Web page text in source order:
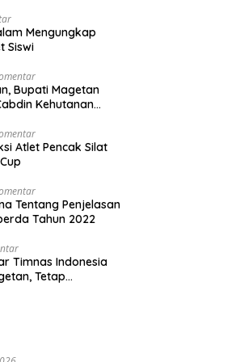
Mengungkap
Siswi
Bupati Magetan
Kehutanan
Atlet Pencak Silat
Tentang Penjelasan
Tahun 2022
Timnas Indonesia
Tetap